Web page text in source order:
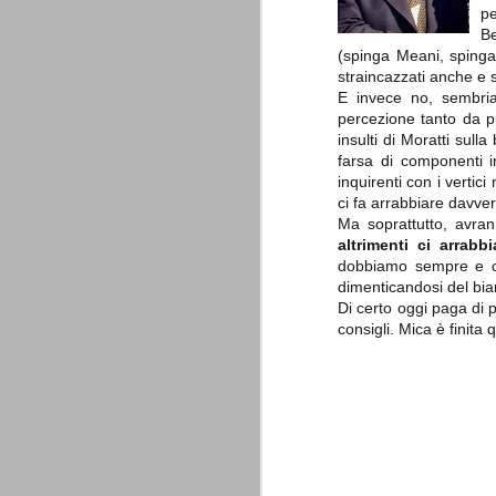
(spinga Meani,
straincazzati anche e
E invece no,
percezione tanto da
insulti di Moratti sulla
farsa di componenti
inquirenti con i vertici
ci fa arrabbiare
Ma soprattutto,
altrimenti ci
dobbiamo sempre e
dimenticandosi del
Di certo oggi paga di
consigli. Mica è finita
Quando abbiamo messo on line
questo sito la nostra squadra del
cuore stava vivendo il suo periodo
più buio, annichilita nel suo
prestigio e guidata in modo da non
dare molte speranze di un futuro
La Juve meno italiana
relativi criteri di compilazione),
che sono italiani invece solo 2 dei 10